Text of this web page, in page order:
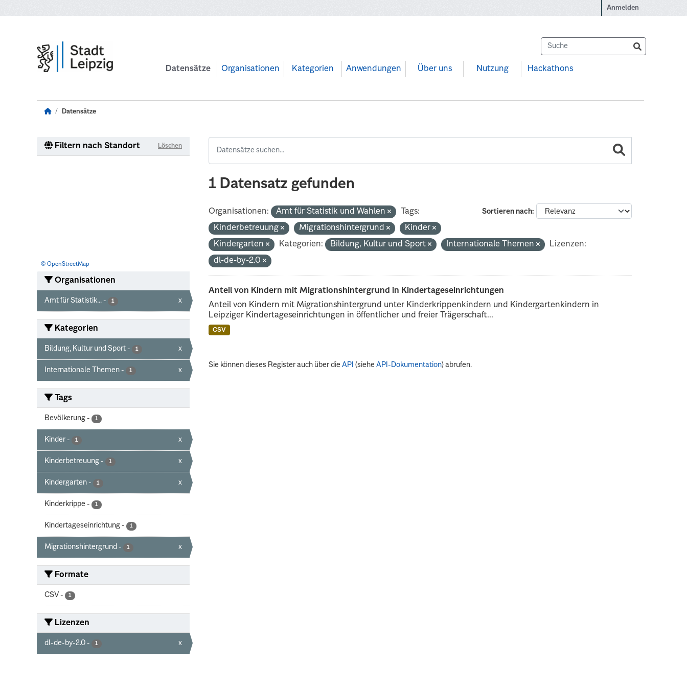
Anmelden
Datensätze Organisationen Kategorien Anwendungen Über uns Nutzung Hackathons
Datensätze
Filtern nach Standort Löschen
© OpenStreetMap
Organisationen
Amt für Statistik... - 1 x
Kategorien
Bildung, Kultur und Sport - 1 x
Internationale Themen - 1 x
Tags
Bevölkerung - 1
Kinder - 1 x
Kinderbetreuung - 1 x
Kindergarten - 1 x
Kinderkrippe - 1
Kindertageseinrichtung - 1
Migrationshintergrund - 1 x
Formate
CSV - 1
Lizenzen
dl-de-by-2.0 - 1 x
1 Datensatz gefunden
Sortieren nach
Organisationen: Amt für Statistik und Wahlen
Tags:
Kinderbetreuung
Migrationshintergrund
Kinder
Kindergarten
Kategorien: Bildung, Kultur und Sport Internationale Themen
Lizenzen:
dl-de-by-2.0
Anteil von Kindern mit Migrationshintergrund in Kindertageseinrichtungen
Anteil von Kindern mit Migrationshintergrund unter Kinderkrippenkindern und Kindergartenkindern in
Leipziger Kindertageseinrichtungen in öffentlicher und freier Trägerschaft...
CSV
Sie können dieses Register auch über dieAPI (sieheAPI-Dokumentation) abrufen.